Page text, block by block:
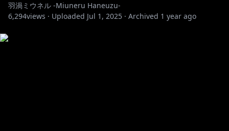
羽渦ミウネル -Miuneru Haneuzu-
6,294views · Uploaded Jul 1, 2025 · Archived 1 year ago